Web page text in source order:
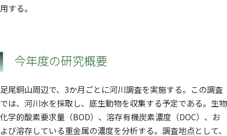
用する。
今年度の研究概要
足尾銅山周辺で、3か月ごとに河川調査を実施する。この調査
では、河川水を採取し、底生動物を収集する予定である。生物
化学的酸素要求量（BOD）、溶存有機炭素濃度（DOC）、お
よび溶存している重金属の濃度を分析する。調査地点として、